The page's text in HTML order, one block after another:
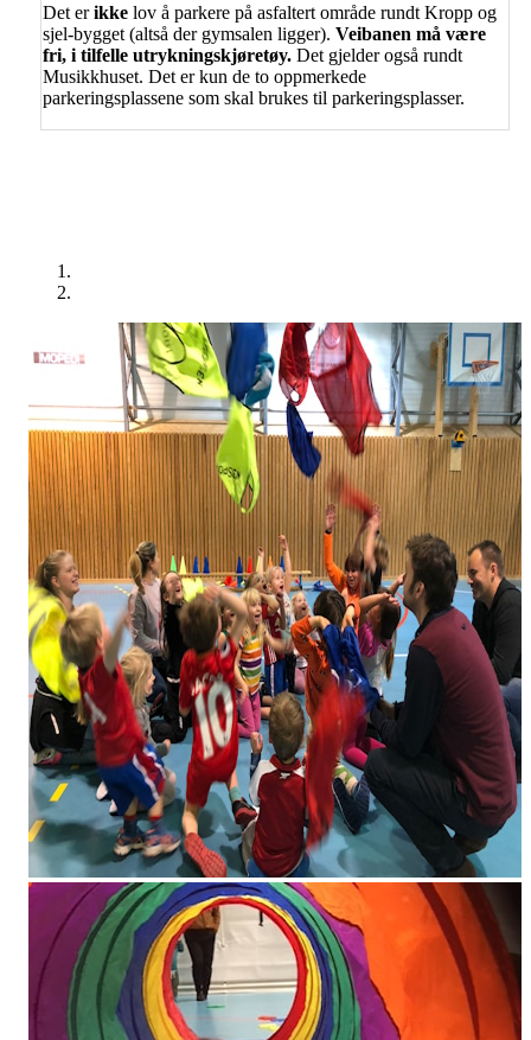
Det erikke lov å parkere på asfaltert område rundt Kropp og
sjel-bygget (altså der gymsalen ligger). Veibanen må være
fri, i tilfelle utrykningskjøretøy. Det gjelder også rundt
Musikkhuset. Det er kun de to oppmerkede
parkeringsplassene som skal brukes til parkeringsplasser.